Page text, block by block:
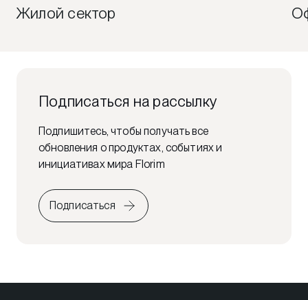
Жилой сектор
Подписаться на рассылку
Подпишитесь, чтобы получать все
обновления о продуктах, событиях и
инициативах мира Florim
Подписаться